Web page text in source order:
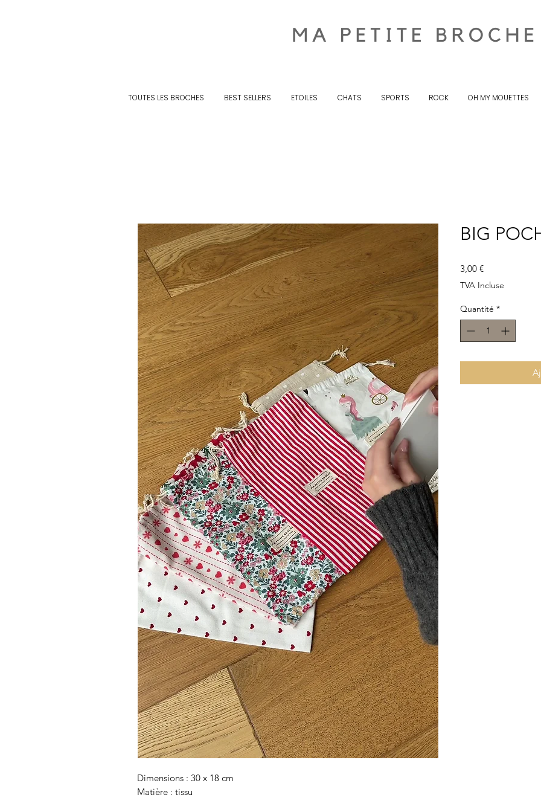
TOUTES LES BROCHES BEST SELLERS ETOILES CHATS SPORTS ROCK OH MY MOUETTES
Dimensions : 30 x 18 cm
Matière : tissu
BIG
3,00 €Prix
TVA Incluse
Quantité *